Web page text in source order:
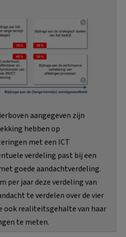
aangegeven zijn
hebben op
met een ICT
verdeling past bij een
goede aandachtverdeling.
per jaar deze verdeling van
te verdelen over de vier
ook realiteitsgehalte van haar
te meten.